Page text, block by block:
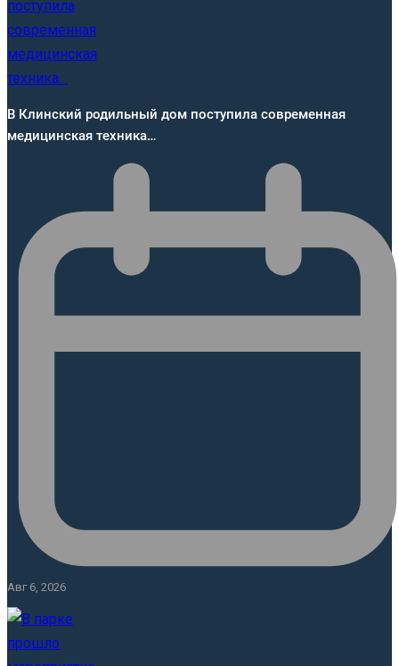
В Клинский родильный дом поступила современная
медицинская техника…
Авг 6, 2026